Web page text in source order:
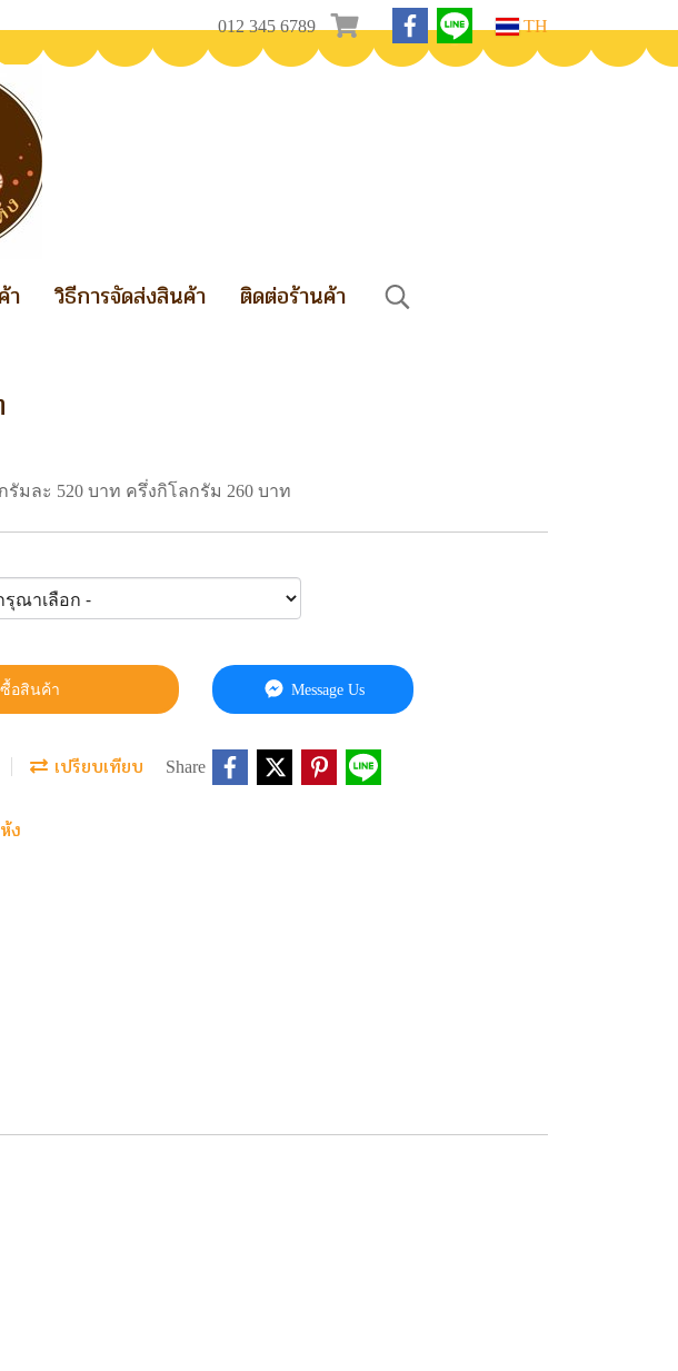
012 345 6789 TH
า วิธีการจัดส่งสินค้า ติดต่อร้านค้า
มละ 520 บาท ครึ่งกิโลกรัม 260 บาท
อสินค้า Message Us
เปรียบเทียบ Share
ง